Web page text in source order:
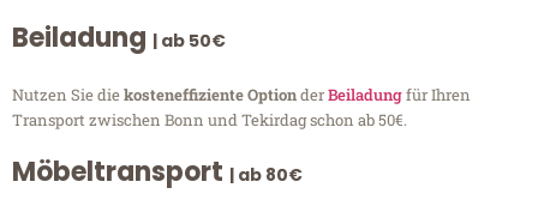
Beiladung | ab 50€
Nutzen Sie diekosteneffiziente OptionderBeiladungfür Ihren
Transport zwischen Bonn und Tekirdag schon ab 50€.
Möbeltransport | ab 80€